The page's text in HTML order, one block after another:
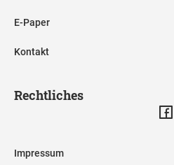
E-Paper
Kontakt
Rechtliches
Impressum